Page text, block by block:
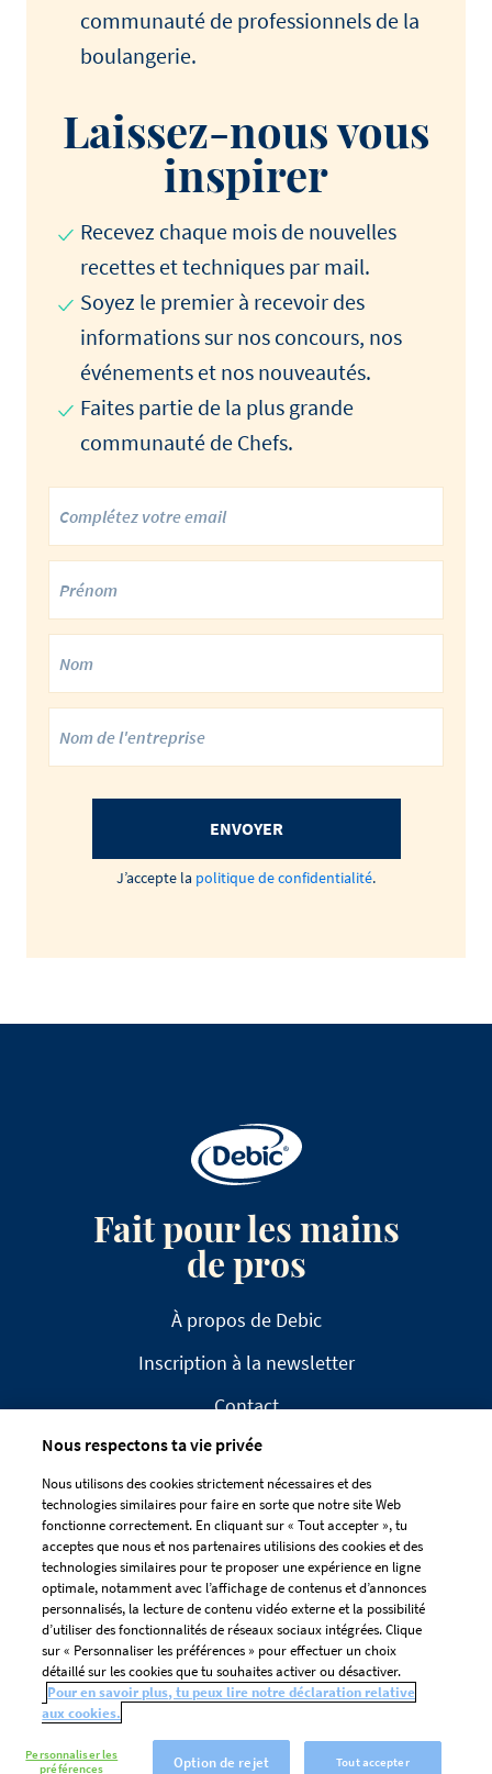
communauté de professionnels de la
boulangerie.
Laissez-nous vous
inspirer
Recevez chaque mois de nouvelles
recettes et techniques par mail.
Soyez le premier à recevoir des
informations sur nos concours, nos
événements et nos nouveautés.
Faites partie de la plus grande
communauté de Chefs.
ENVOYER
J’accepte la politique de confidentialité.
Fait pour les mains
de pros
À propos de Debic
Inscription à la newsletter
Contact
FAQ
CLAUSE DE NON-RESPONSABILITÉ
DÉCLARATION DE CONFIDENTIALITÉ
GESTION DES COOKIES
Préférences De Cookies
Nous respectons ta vie privée
Nous utilisons des cookies strictement nécessaires et des
technologies similaires pour faire en sorte que notre site Web
fonctionne correctement. En cliquant sur « Tout accepter », tu
acceptes que nous et nos partenaires utilisions des cookies et des
technologies similaires pour te proposer une expérience en ligne
optimale, notamment avec l’affichage de contenus et d’annonces
personnalisés, la lecture de contenu vidéo externe et la possibilité
d’utiliser des fonctionnalités de réseaux sociaux intégrées. Clique
sur « Personnaliser les préférences » pour effectuer un choix
détaillé sur les cookies que tu souhaites activer ou désactiver.
Pour en savoir plus, tu peux lire notre déclaration relative
aux cookies.
Personnaliser les
préférences
Option de rejet Tout accepter